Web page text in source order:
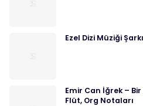
Ezel Dizi Müziği
Emir Can İğrek –
Flüt, Org Notaları